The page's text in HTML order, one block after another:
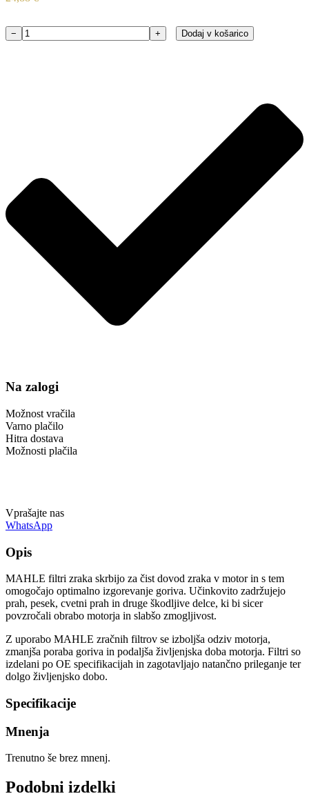
Filter
− + Dodaj v košarico
Na zalogi
Možnost vračila
Varno plačilo
Hitra dostava
Možnosti plačila
Vprašajte nas
WhatsApp
Opis
MAHLE filtri zraka skrbijo za čist dovod zraka v motor in s tem
omogočajo optimalno izgorevanje goriva. Učinkovito zadržujejo
prah, pesek, cvetni prah in druge škodljive delce, ki bi sicer
povzročali obrabo motorja in slabšo zmogljivost.
Z uporabo MAHLE zračnih filtrov se izboljša odziv motorja,
zmanjša poraba goriva in podaljša življenjska doba motorja. Filtri so
izdelani po OE specifikacijah in zagotavljajo natančno prileganje ter
dolgo življenjsko dobo.
Specifikacije
Mnenja
Trenutno še brez mnenj.
Podobni izdelki